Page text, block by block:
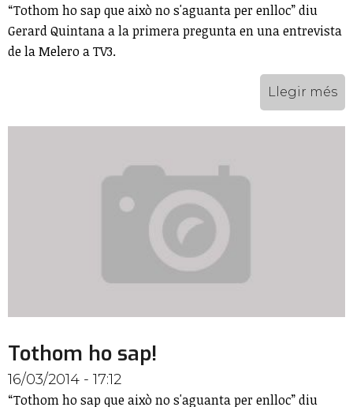
“Tothom ho sap que això no s'aguanta per enlloc” diu
Gerard Quintana a la primera pregunta en una entrevista
de la Melero a TV3.
Llegir més
Tothom ho sap!
16/03/2014 - 17:12
“Tothom ho sap que això no s'aguanta per enlloc” diu